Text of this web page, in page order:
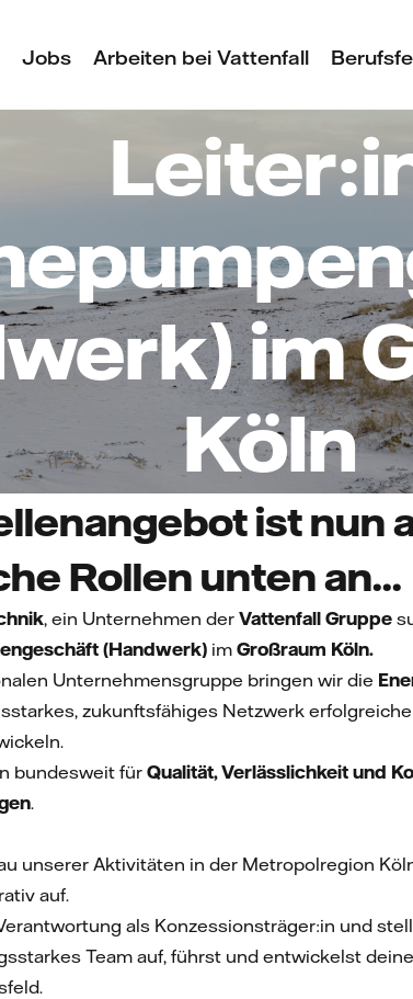
Jobs Arbeiten bei Vattenfall
im
Köln
ist nun
Rollen unten an...
, ein Unternehmen der Vattenfall Gruppe
(Handwerk) im Großraum Köln.
Unternehmensgruppe bringen wir die
zukunftsfähiges Netzwerk
bundesweit für Qualität, Verlässlichkeit und
.
unserer Aktivitäten in der Metropolregion
auf.
als Konzessionsträger:in und
Team auf, führst und entwickelst